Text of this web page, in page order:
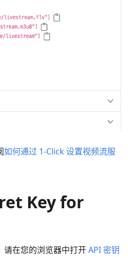
如何通过 1-Click 设置视频流服
Key for
请在您的浏览器中打开API 密钥